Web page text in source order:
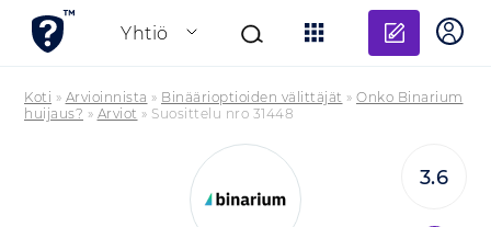
Yhtiö
Lisää
Koti » Arvioinnista » Binäärioptioiden välittäjät » Onko Binarium
huijaus? » Arviot » Suosittelu nro 31448
3.6